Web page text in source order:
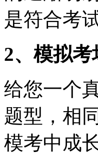
是符合考
2、模拟考
给您一个
题型，相
模考中成长